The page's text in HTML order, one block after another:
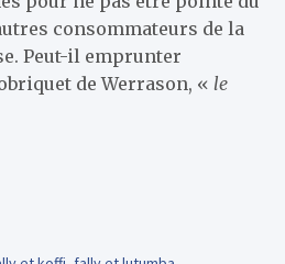
consommateurs de la
Peut-il emprunter
de Werrason, « le